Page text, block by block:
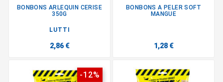
BONBONS ARLEQUIN CERISE
350G
LUTTI
2,86 €
BONBONS A PELER SOFT
MANGUE
1,28 €
-12%